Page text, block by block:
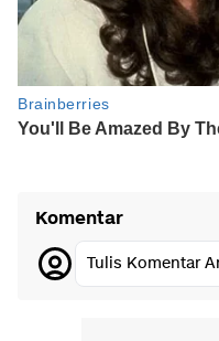
Komentar
Tulis Komentar